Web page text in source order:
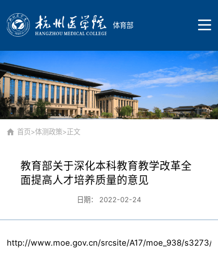
体育部
首页
院部概况
院部简介
师资队伍
体育场馆
首页>体测政策>正文
教育部关于深化本科教育教学改革全
面提高人才培养质量的意见
日期： 2022-02-24
http://www.moe.gov.cn/srcsite/A17/moe_938/s3273/